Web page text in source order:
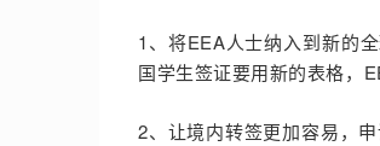
1、将EEA人士纳入到新的
国学生签证要用新的表格，
2、让境内转签更加容易，